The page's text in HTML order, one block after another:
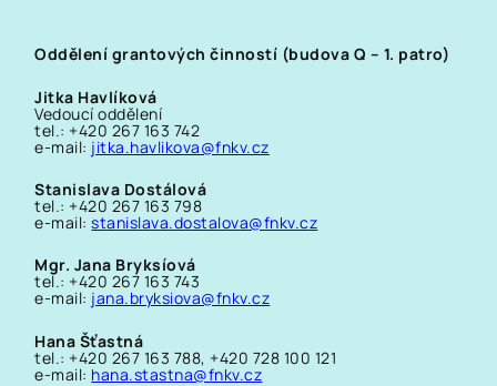
Oddělení grantových činností (budova Q – 1. patro)
Jitka Havlíková
Vedoucí oddělení
tel.: +420 267 163 742
e-mail: jitka.havlikova@fnkv.cz
Stanislava Dostálová
tel.: +420 267 163 798
e-mail:stanislava.dostalova@fnkv.cz
Mgr. Jana Bryksíová
tel.: +420 267 163 743
e-mail: jana.bryksiova@fnkv.cz
Hana Šťastná
tel.: +420 267 163 788, +420 728 100 121
e-mail: hana.stastna@fnkv.cz